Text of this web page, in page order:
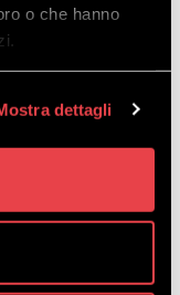
o che hanno
dettagli